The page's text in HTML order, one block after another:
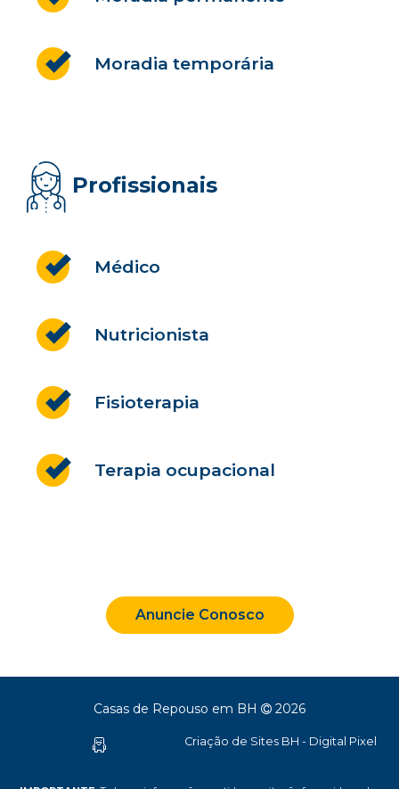
Moradia temporária
Profissionais
Médico
Nutricionista
Fisioterapia
Terapia ocupacional
Anuncie Conosco
Casas de Repouso em BH 2026
Criação de Sites BH - Digital Pixel